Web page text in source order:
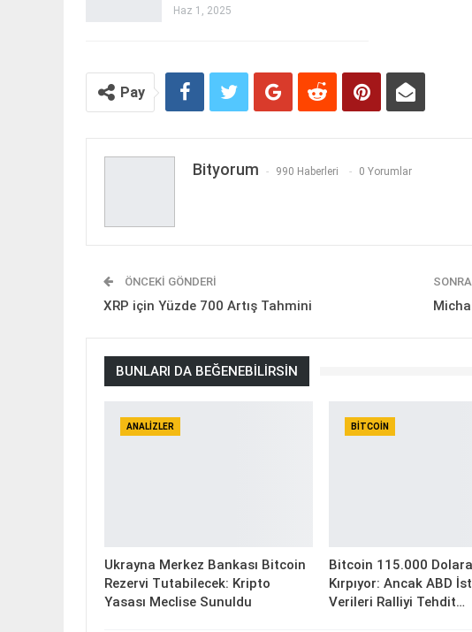
Haz 1, 2025
Pay
Bityorum 990 Haberleri 0 Yorumlar
ÖNCEKI GÖNDERI
XRP için Yüzde 700 Artış Tahmini
BUNLARI DA BEĞENEBILIRSIN
ANALIZLER
Ukrayna Merkez Bankası Bitcoin
Rezervi Tutabilecek: Kripto
Yasası Meclise Sunuldu
BITCOIN
Bitcoin 115.000
Kırpıyor: Ancak ABD
Verileri Ralliyi Tehdit…